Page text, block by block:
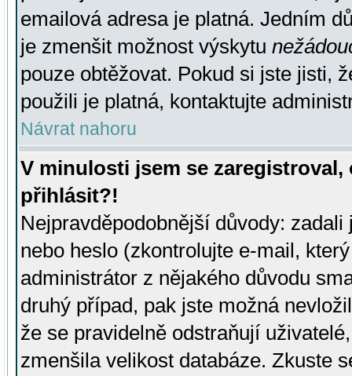
emailová adresa je platná. Jedním
je zmenšit možnost výskytu
pouze obtěžovat. Pokud si jste jisti,
použili je platná, kontaktujte
Návrat nahoru
V minulosti jsem se
přihlásit?!
Nejpravděpodobnější důvody:
nebo heslo (zkontrolujte e-mail,
administrátor z nějakého důvodu
druhý případ, pak jste možná
že se pravidelně odstraňují
zmenšila velikost databáze. Zkuste